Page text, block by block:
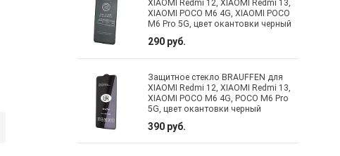
XIAOMI Redmi 12, XIAOMI Redmi 13,
XIAOMI POCO M6 4G, XIAOMI POCO
M6 Pro 5G, цвет окантовки черный
290 руб.
Защитное стекло BRAUFFEN для
XIAOMI Redmi 12, XIAOMI Redmi 13,
XIAOMI POCO M6 4G, POCO M6 Pro
5G, цвет окантовки черный
390 руб.